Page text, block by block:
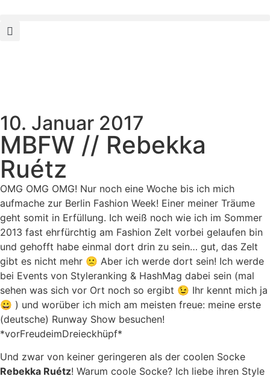
10. Januar 2017
MBFW // Rebekka
Ruétz
OMG OMG OMG! Nur noch eine Woche bis ich mich
aufmache zur Berlin Fashion Week! Einer meiner Träume
geht somit in Erfüllung. Ich weiß noch wie ich im Sommer
2013 fast ehrfürchtig am Fashion Zelt vorbei gelaufen bin
und gehofft habe einmal dort drin zu sein… gut, das Zelt
gibt es nicht mehr 🙁 Aber ich werde dort sein! Ich werde
bei Events von Styleranking & HashMag dabei sein (mal
sehen was sich vor Ort noch so ergibt 😉 Ihr kennt mich ja
😀 ) und worüber ich mich am meisten freue: meine erste
(deutsche) Runway Show besuchen!
*vorFreudeimDreieckhüpf*
Und zwar von keiner geringeren als der coolen Socke
Rebekka Ruétz! Warum coole Socke? Ich liebe ihren Style